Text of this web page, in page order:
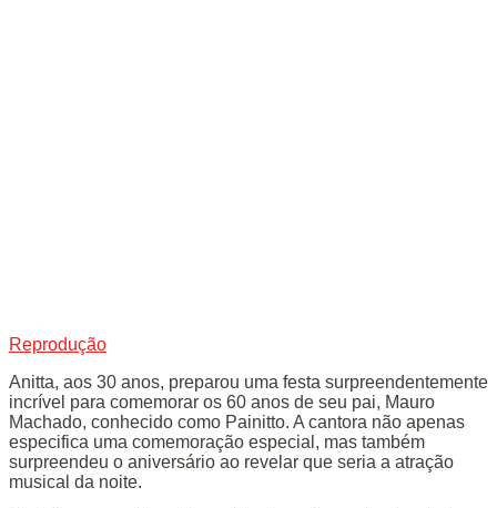
Reprodução
Anitta, aos 30 anos, preparou uma festa surpreendentemente
incrível para comemorar os 60 anos de seu pai, Mauro
Machado, conhecido como Painitto. A cantora não apenas
especifica uma comemoração especial, mas também
surpreendeu o aniversário ao revelar que seria a atração
musical da noite.